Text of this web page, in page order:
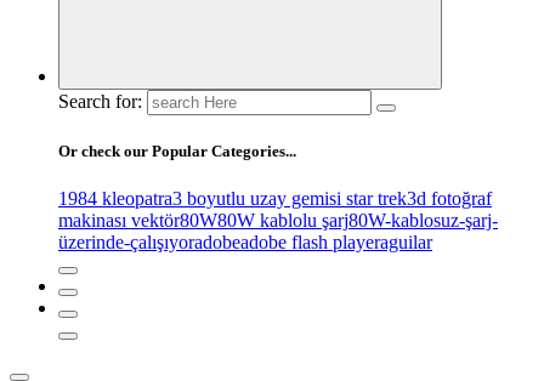
Search for:
Or check our Popular Categories...
1984 kleopatra3 boyutlu uzay gemisi star trek3d fotoğraf
makinası vektör80W80W kablolu şarj80W-kablosuz-şarj-
üzerinde-çalışıyoradobeadobe flash playeraguilar